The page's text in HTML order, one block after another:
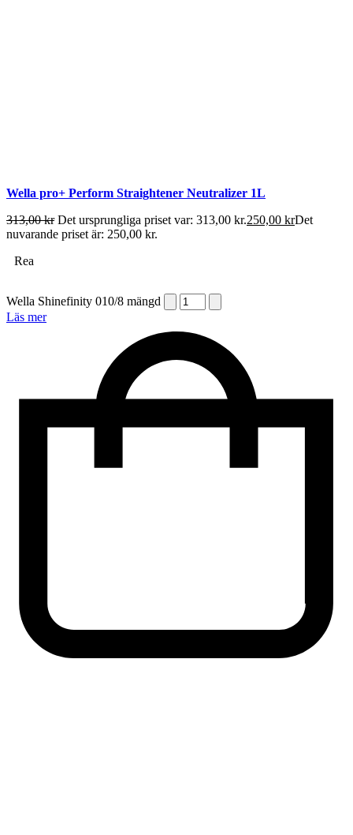
Wella pro+ Perform Straightener Neutralizer 1L
313,00kr Det ursprungliga priset var: 313,00 kr.250,00 krDet
nuvarande priset är: 250,00 kr.
Rea
Wella Shinefinity 010/8 mängd
Läs mer